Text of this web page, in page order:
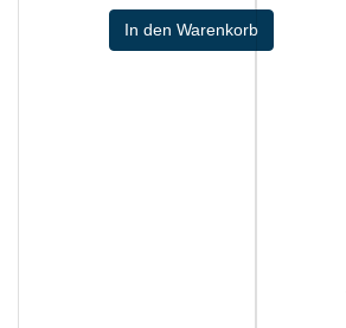
In den Warenkorb